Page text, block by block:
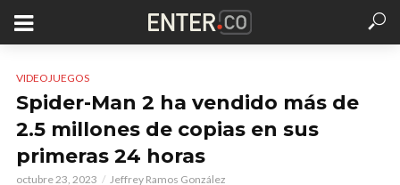
VIDEOJUEGOS
Spider-Man 2 ha vendido más de
2.5 millones de copias en sus
primeras 24 horas
octubre 23, 2023 Jeffrey Ramos González